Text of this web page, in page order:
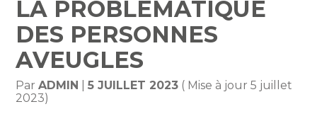
LA PROBLÉMATIQUE
DES PERSONNES
AVEUGLES
ParADMIN |5 JUILLET 2023 ( Mise à jour 5 juillet
2023)